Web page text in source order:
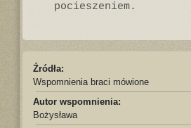
pocieszeniem.
Źródła:
Wspomnienia braci mówione
Autor wspomnienia:
Bożysława